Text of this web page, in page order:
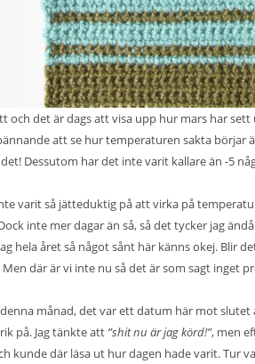
och det är dags att visa upp hur mars har
att se hur temperaturen sakta börjar
Dessutom har det inte varit kallare än -5
varit så jätteduktig på att virka på
inte mer dagar än så, så det tycker jag
hela året så något sånt här känns okej. Blir
där är vi inte nu så det är som sagt inget
månad, det var ett datum här mot
på. Jag tänkte att ”shit nu är jag körd!”, men
kunde där läsa ut hur dagen hade varit. Tur